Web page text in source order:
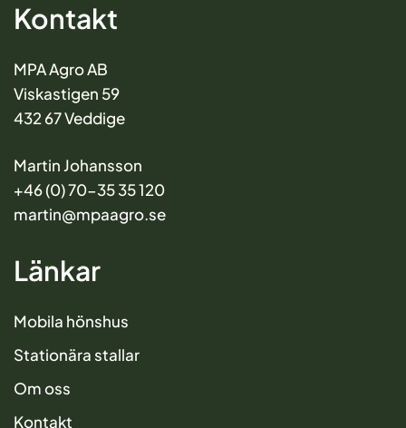
Kontakt
MPA Agro AB
Viskastigen 59
432 67 Veddige
Martin Johansson
+46 (0) 70-35 35 120
martin@mpaagro.se
Länkar
Mobila hönshus
Stationära stallar
Om oss
Kontakt